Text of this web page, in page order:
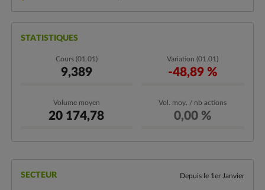
STATISTIQUES
Cours (01.01)
9,389
Variation (01.01)
-48,89 %
Volume moyen
20 174,78
Vol. moy. / nb actions
0,00 %
SECTEUR Depuis le 1er Janvier